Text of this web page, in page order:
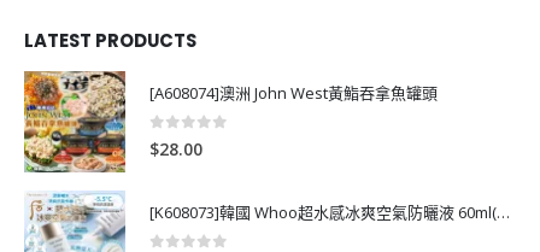
LATEST PRODUCTS
[A608074]澳洲 John West黃鮨吞拿魚罐頭
0
$28.00
[K608073]韓國 Whoo超水感冰爽空氣防曬液 60ml(送13ml*4支)